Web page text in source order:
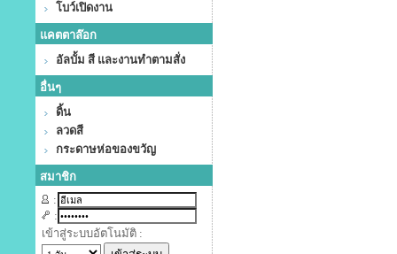
โบว์เปิดงาน
แคตตาล๊อก
อัลบั้ม สี และงานทำตามสั่ง
อื่นๆ
ดิ้น
ลวดสี
กระดาษห่อของขวัญ
สมาชิก
:
:
เข้าสู่ระบบอัตโนมัติ :